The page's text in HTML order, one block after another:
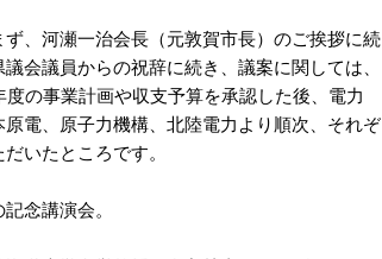
、河瀬一治会長（元敦賀市長）のご挨拶に続
会議員からの祝辞に続き、議案に関しては、
の事業計画や収支予算を承認した後、電力
電、原子力機構、北陸電力より順次、それぞ
いたところです。
念講演会。